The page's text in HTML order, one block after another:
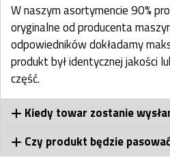
W naszym asortymencie 90%
oryginalne od producenta
odpowiedników dokładamy
produkt był identycznej jakości
część.
Kiedy towar zostanie
Czy produkt będzie